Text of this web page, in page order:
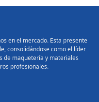
en el mercado. Esta presente
consolidándose como el líder
de maquetería y materiales
profesionales.